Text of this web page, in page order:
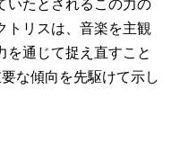
いたとされるこの力の
トリスは、音楽を主観
を通じて捉え直すこと
な傾向を先駆けて示し